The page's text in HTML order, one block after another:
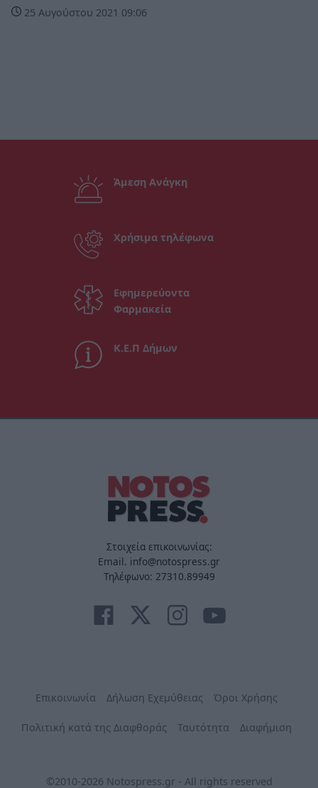
25 Αυγούστου 2021 09:06
Άμεση Ανάγκη
Χρήσιμα τηλέφωνα
Εφημερεύοντα
Φαρμακεία
Κ.Ε.Π Δήμων
Στοιχεία επικοινωνίας:
Email. info@notospress.gr
Τηλέφωνο: 27310.89949
Επικοινωνία Δήλωση Εχεμύθειας Όροι Χρήσης
Πολιτική κατά της Διαφθοράς Ταυτότητα Διαφήμιση
©2010-2026 Notospress.gr - All rights reserved